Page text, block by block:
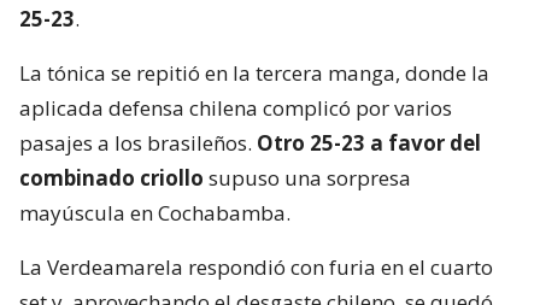
25-23.
La tónica se repitió en la tercera manga, donde la
aplicada defensa chilena complicó por varios
pasajes a los brasileños. Otro 25-23 a favor del
combinado criollo supuso una sorpresa
mayúscula en Cochabamba.
La Verdeamarela respondió con furia en el cuarto